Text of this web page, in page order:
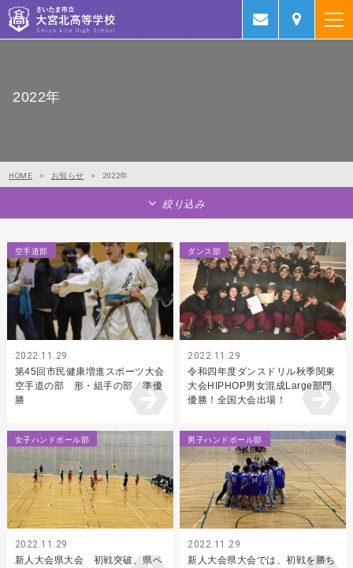
2022年
HOME > お知らせ > 2022年
絞り込み
空手道部
2022.11.29
第45回市民健康増進スポーツ大会
空手道の部 形・組手の部 準優
勝
ダンス部
2022.11.29
令和四年度ダンスドリル秋季関東
大会HIPHOP男女混成Large部門
優勝！全国大会出場！
女子ハンドボール部
2022.11.29
新人大会県大会 初戦突破、県ベ
男子ハンドボール部
2022.11.29
新人大会県大会では、初戦を勝ち